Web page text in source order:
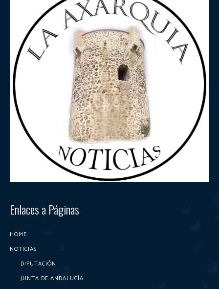
Enlaces a Páginas
HOME
NOTICIAS
DIPUTACIÓN
JUNTA DE ANDALUCÍA